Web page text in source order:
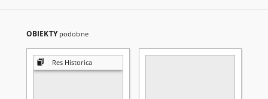
OBIEKTY podobne
Res Historica